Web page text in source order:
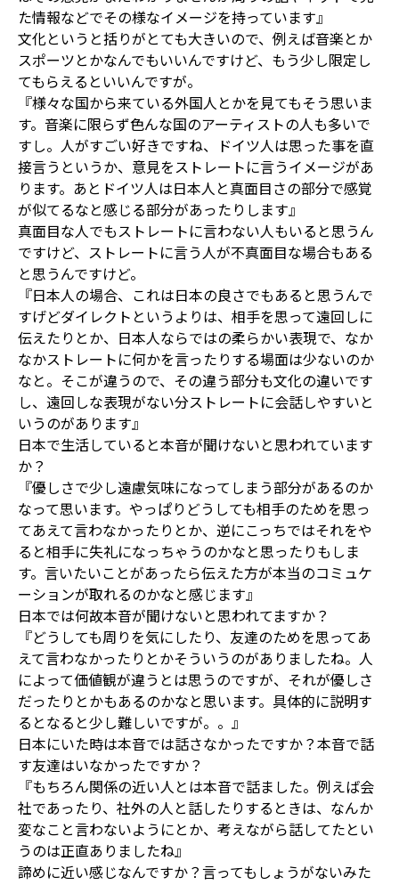
た情報などでその様なイメージを持っています』
文化というと括りがとても大きいので、例えば音楽とか
スポーツとかなんでもいいんですけど、もう少し限定し
てもらえるといいんですが。
『様々な国から来ている外国人とかを見てもそう思いま
す。音楽に限らず色んな国のアーティストの人も多いで
すし。人がすごい好きですね、ドイツ人は思った事を直
接言うというか、意見をストレートに言うイメージがあ
ります。あとドイツ人は日本人と真面目さの部分で感覚
が似てるなと感じる部分があったりします』
真面目な人でもストレートに言わない人もいると思うん
ですけど、ストレートに言う人が不真面目な場合もある
と思うんですけど。
『日本人の場合、これは日本の良さでもあると思うんで
すげどダイレクトというよりは、相手を思って遠回しに
伝えたりとか、日本人ならではの柔らかい表現で、なか
なかストレートに何かを言ったりする場面は少ないのか
なと。そこが違うので、その違う部分も文化の違いです
し、遠回しな表現がない分ストレートに会話しやすいと
いうのがあります』
日本で生活していると本音が聞けないと思われています
か？
『優しさで少し遠慮気味になってしまう部分があるのか
なって思います。やっぱりどうしても相手のためを思っ
てあえて言わなかったりとか、逆にこっちではそれをや
ると相手に失礼になっちゃうのかなと思ったりもしま
す。言いたいことがあったら伝えた方が本当のコミュケ
ーションが取れるのかなと感じます』
日本では何故本音が聞けないと思われてますか？
『どうしても周りを気にしたり、友達のためを思ってあ
えて言わなかったりとかそういうのがありましたね。人
によって価値観が違うとは思うのですが、それが優しさ
だったりとかもあるのかなと思います。具体的に説明す
るとなると少し難しいですが。。』
日本にいた時は本音では話さなかったですか？本音で話
す友達はいなかったですか？
『もちろん関係の近い人とは本音で話ました。例えば会
社であったり、社外の人と話したりするときは、なんか
変なこと言わないようにとか、考えながら話してたとい
うのは正直ありましたね』
諦めに近い感じなんですか？言ってもしょうがないみた